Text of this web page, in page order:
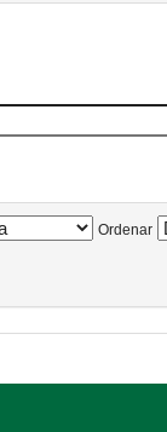
Ordenar